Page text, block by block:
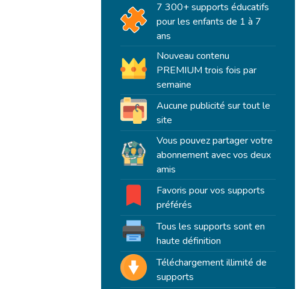
7 300+ supports éducatifs
pour les enfants de 1 à 7
ans
Nouveau contenu
PREMIUM trois fois par
semaine
Aucune publicité sur tout le
site
Vous pouvez partager votre
abonnement avec vos deux
amis
Favoris pour vos supports
préférés
Tous les supports sont en
haute définition
Téléchargement illimité de
supports